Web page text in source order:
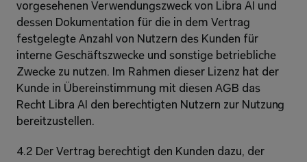
vorgesehenen Verwendungszweck von Libra AI und
dessen Dokumentation für die in dem Vertrag
festgelegte Anzahl von Nutzern des Kunden für
interne Geschäftszwecke und sonstige betriebliche
Zwecke zu nutzen. Im Rahmen dieser Lizenz hat der
Kunde in Übereinstimmung mit diesen AGB das
Recht Libra AI den berechtigten Nutzern zur Nutzung
bereitzustellen.
4.2 Der Vertrag berechtigt den Kunden dazu, der